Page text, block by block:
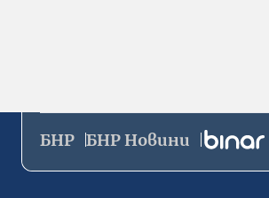
БНР БНР Новини